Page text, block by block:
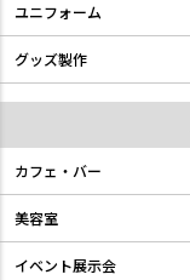
ユニフォーム
グッズ製作
カフェ・バー
美容室
イベント展示会